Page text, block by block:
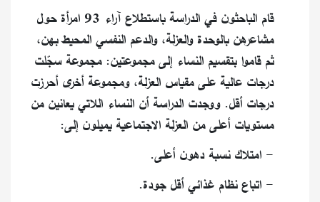
قام الباحثون في الدراسة باستطلاع آراء 93 امرأة حول
مشاعرهن بالوحدة والعزلة، والدعم النفسي المحيط بهن،
ثم قاموا بتقسيم النساء إلى مجموعتين: مجموعة سجّلت
درجات عالية على مقياس العزلة، ومجموعة أخرى أحرزت
درجات أقل. ووجدت الدراسة أن النساء اللاتي يعانين من
مستويات أعلى من العزلة الاجتماعية يميلون إلى:
- امتلاك نسبة دهون أعلى.
- اتباع نظام غذائي أقل جودة.